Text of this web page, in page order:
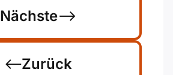
Zurück
Nächste